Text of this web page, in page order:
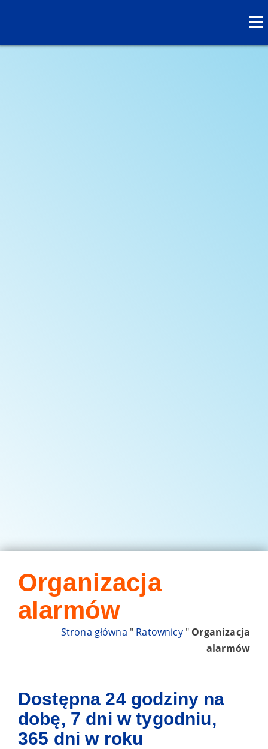
Organizacja
alarmów
Strona główna " Ratownicy" Organizacja
alarmów
Dostępna 24 godziny na
dobę, 7 dni w tygodniu,
365 dni w roku